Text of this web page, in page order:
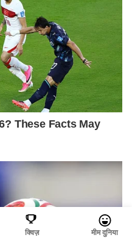
क्विज़ मीम दुनिया